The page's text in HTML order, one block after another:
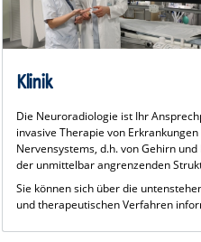
FORSCHUNG
LEHRE
Klinik
Die Neuroradiologie ist Ihr
invasive Therapie von
Nervensystems, d.h. von Gehirn
der unmittelbar angrenzenden
Sie können sich über die
und therapeutischen Verfahren